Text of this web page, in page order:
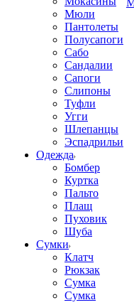
Мюли
Пантолеты
Полусапоги
Сабо
Сандалии
Сапоги
Слипоны
Туфли
Угги
Шлепанцы
Эспадрильи
Одежда
Бомбер
Куртка
Пальто
Плащ
Пуховик
Шуба
Сумки
Клатч
Рюкзак
Сумка
Сумка